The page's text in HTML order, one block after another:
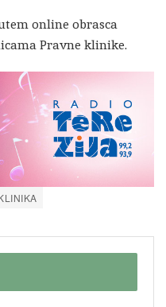
online obrasca
Pravne klinike.